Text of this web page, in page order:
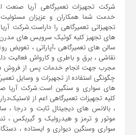
خدمت شما همکاران و عزیزان مسئولیت
تجهیزاتی تعمیرگاهی را داراست.شرکت
های تجهیز کلیه کوئیک سرویس های
سالن های تعمیرگاهی ،آپاراتی ، تعویض
نقاشی ، برق و باطری و کارواش فعالیت
مجرب جهت انجام خدمات پس از فروش
چگونگی استفاده از تجهیزات و وسایل
های سواری و سنگین است.شرکت آریا
کلیه تجهیزات تعمیرگاهی اعم از
، بالانس های دیجیتال ثابت و درجا ،
موتور و ترمز و هیدرولیک و گیربکس ،
سواری و‌سنگین دیواری و ایستاده ،